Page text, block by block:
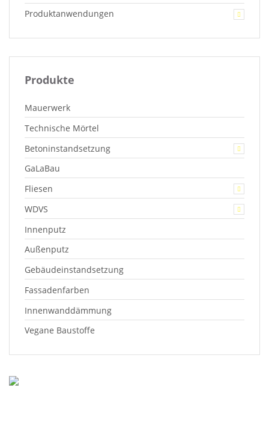
Produktanwendungen
Produkte
Mauerwerk
Technische Mörtel
Betoninstandsetzung
GaLaBau
Fliesen
WDVS
Innenputz
Außenputz
Gebäudeinstandsetzung
Fassadenfarben
Innenwanddämmung
Vegane Baustoffe